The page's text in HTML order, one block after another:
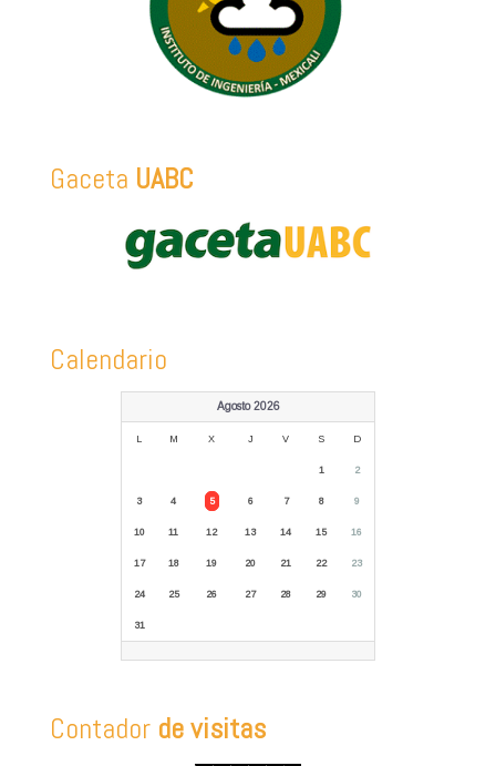
Gaceta UABC
Calendario
Agosto 2026
L M X J V S D
1 2
3 4 5 6 7 8 9
10 11 12 13 14 15 16
17 18 19 20 21 22 23
24 25 26 27 28 29 30
31
Contador de visitas